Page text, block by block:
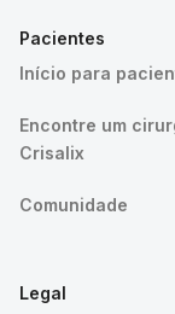
Pacientes
Início para
Encontre um
Crisalix
Comunidade
Legal